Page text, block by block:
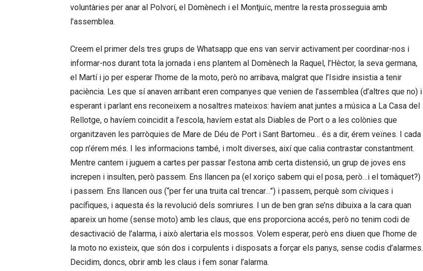
voluntàries per anar al Polvorí, el Domènech i el Montjuïc, mentre la resta prosseguia amb
l’assemblea.
Creem el primer dels tres grups de Whatsapp que ens van servir activament per coordinar-nos i
informar-nos durant tota la jornada i ens plantem al Domènech la Raquel, l’Hèctor, la seva germana,
el Martí i jo per esperar l’home de la moto, però no arribava, malgrat que l’Isidre insistia a tenir
paciència. Les que sí anaven arribant eren companyes que venien de l’assemblea (d’altres que no) i
esperant i parlant ens reconeixem a nosaltres mateixos: havíem anat juntes a música a La Casa del
Rellotge, o havíem coincidit a l’escola, havíem estat als Diables de Port o a les colònies que
organitzaven les parròquies de Mare de Déu de Port i Sant Bartomeu… és a dir, érem veïnes. I cada
cop n’érem més. I les informacions també, i molt diverses, així que calia contrastar constantment.
Mentre cantem i juguem a cartes per passar l’estona amb certa distensió, un grup de joves ens
increpen i insulten, però passem. Ens llancen pa (el xoriço sabem qui el posa, però…i el tomàquet?)
i passem. Ens llancen ous (“per fer una truita cal trencar…”) i passem, perquè som cíviques i
pacífiques, i aquesta és la revolució dels somriures. I un de ben gran se’ns dibuixa a la cara quan
apareix un home (sense moto) amb les claus, que ens proporciona accés, però no tenim codi de
desactivació de l’alarma, i això alertaria els mossos. Volem esperar, però ens diuen que l’home de
la moto no existeix, que són dos i corpulents i disposats a forçar els panys, sense codis d’alarmes.
Decidim, doncs, obrir amb les claus i fem sonar l’alarma.